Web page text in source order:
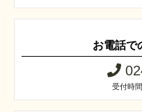
お電話で
受付時